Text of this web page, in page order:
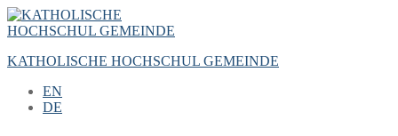
Zum
Inhalt
Menü
Schließen
KATHOLISCHE HOCHSCHUL GEMEINDE
EN
DE